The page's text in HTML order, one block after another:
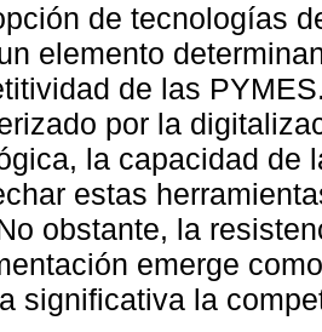
de tecnologías
elemento
de las
por la
la capacidad de
estas
obstante, la
emerge
significativa la